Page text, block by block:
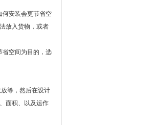
安装会更节省空
放入货物，或者
空间为目的，选
等，然后在设计
面积、以及运作